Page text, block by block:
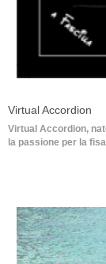
Virtual Accordion
Virtual Accordion,
la passione per la